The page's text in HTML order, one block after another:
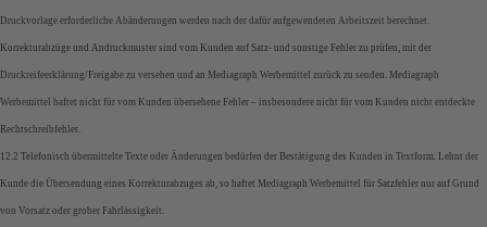
Druckvorlage erforderliche Abänderungen werden nach der dafür aufgewendeten Arbeitszeit berechnet.
Korrekturabzüge und Andruckmuster sind vom Kunden auf Satz- und sonstige Fehler zu prüfen, mit der
Druckreifeerklärung/Freigabe zu versehen und an Mediagraph Werbemittel zurück zu senden. Mediagraph
Werbemittel haftet nicht für vom Kunden übersehene Fehler – insbesondere nicht für vom Kunden nicht entdeckte
Rechtschreibfehler.
12.2 Telefonisch übermittelte Texte oder Änderungen bedürfen der Bestätigung des Kunden in Textform. Lehnt der
Kunde die Übersendung eines Korrekturabzuges ab, so haftet Mediagraph Werbemittel für Satzfehler nur auf Grund
von Vorsatz oder grober Fahrlässigkeit.